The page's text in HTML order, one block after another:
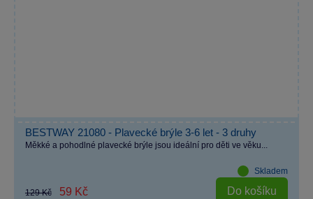
BESTWAY 21080 - Plavecké brýle 3-6 let - 3 druhy
Měkké a pohodlné plavecké brýle jsou ideální pro děti ve věku...
Skladem
129 Kč 59 Kč Do košíku